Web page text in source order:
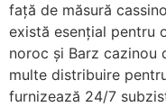
față de măsură
există esențial pentru
noroc și Barz cazinou
multe distribuire
furnizează 24/7